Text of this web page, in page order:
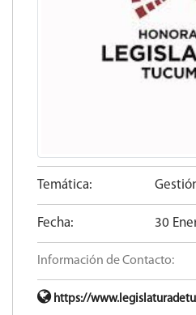
Temática:
Fecha: 30
Información de Contacto:
https://